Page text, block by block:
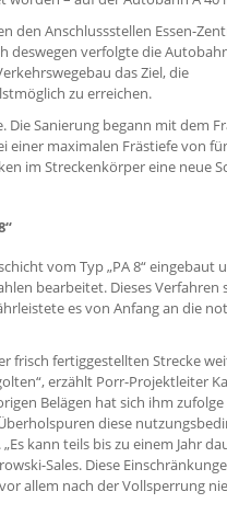
den Anschlussstellen Essen-
deswegen verfolgte die
das Ziel, die
zu erreichen.
Die Sanierung begann mit dem
einer maximalen Frästiefe von
im Streckenkörper eine neue
vom Typ „PA 8“ eingebaut
bearbeitet. Dieses Verfahren
es von Anfang an die
frisch fertiggestellten Strecke
erzählt Porr-Projektleiter
Belägen hat sich ihm
diese
kann teils bis zu einem Jahr
Sales. Diese
allem nach der Vollsperrung